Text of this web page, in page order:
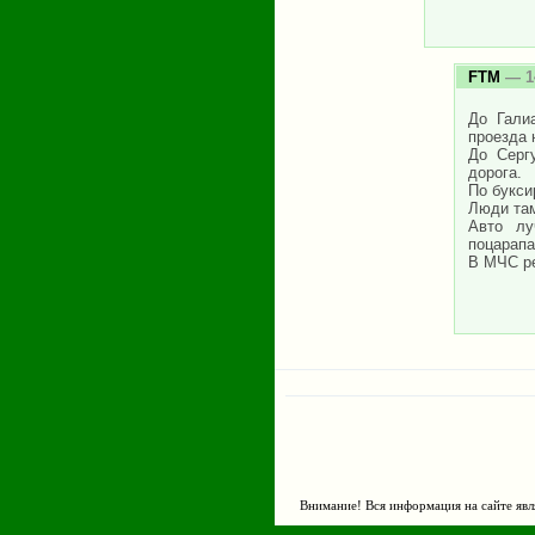
FTM —
До
проезда
До
дорога.
По
Люди
Авто
В МЧС
Внимание! Вся информация на сайте